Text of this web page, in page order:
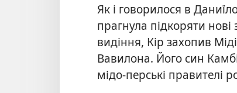
Як і говорилося в
прагнула підкоряти нові
видіння, Кір захопив
Вавилона. Його син
мідо-перські правителі